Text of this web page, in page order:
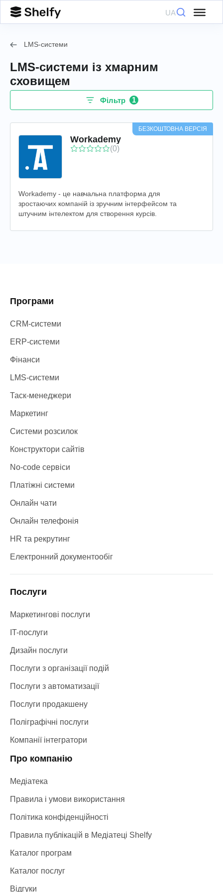
UA
LMS-системи
LMS-системи із хмарним
сховищем
Фільтр 1
БЕЗКОШТОВНА ВЕРСІЯ
Workademy
(0)
Workademy - це навчальна платформа для
зростаючих компаній із зручним інтерфейсом та
штучним інтелектом для створення курсів.
Програми
CRM-системи
ERP-системи
Фінанси
LMS-системи
Таск-менеджери
Маркетинг
Системи розсилок
Конструктори сайтів
No-code сервіси
Платіжні системи
Онлайн чати
Онлайн телефонія
HR та рекрутинг
Електронний документообіг
Послуги
Маркетингові послуги
IT-послуги
Дизайн послуги
Послуги з організації подій
Послуги з автоматизації
Послуги продакшену
Поліграфічні послуги
Компанії інтегратори
Про компанію
Медіатека
Правила і умови використання
Політика конфіденційності
Правила публікацій в Медіатеці Shelfy
Каталог програм
Каталог послуг
Відгуки